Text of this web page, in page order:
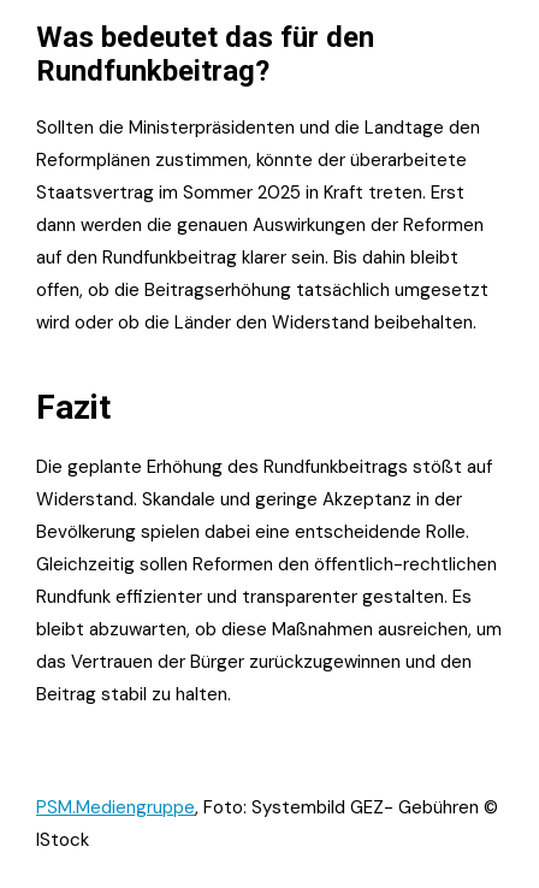
Was bedeutet das für den
Rundfunkbeitrag?
Sollten die Ministerpräsidenten und die Landtage den
Reformplänen zustimmen, könnte der überarbeitete
Staatsvertrag im Sommer 2025 in Kraft treten. Erst
dann werden die genauen Auswirkungen der Reformen
auf den Rundfunkbeitrag klarer sein. Bis dahin bleibt
offen, ob die Beitragserhöhung tatsächlich umgesetzt
wird oder ob die Länder den Widerstand beibehalten.
Fazit
Die geplante Erhöhung des Rundfunkbeitrags stößt auf
Widerstand. Skandale und geringe Akzeptanz in der
Bevölkerung spielen dabei eine entscheidende Rolle.
Gleichzeitig sollen Reformen den öffentlich-rechtlichen
Rundfunk effizienter und transparenter gestalten. Es
bleibt abzuwarten, ob diese Maßnahmen ausreichen, um
das Vertrauen der Bürger zurückzugewinnen und den
Beitrag stabil zu halten.
PSM.Mediengruppe, Foto: Systembild GEZ- Gebühren ©
IStock